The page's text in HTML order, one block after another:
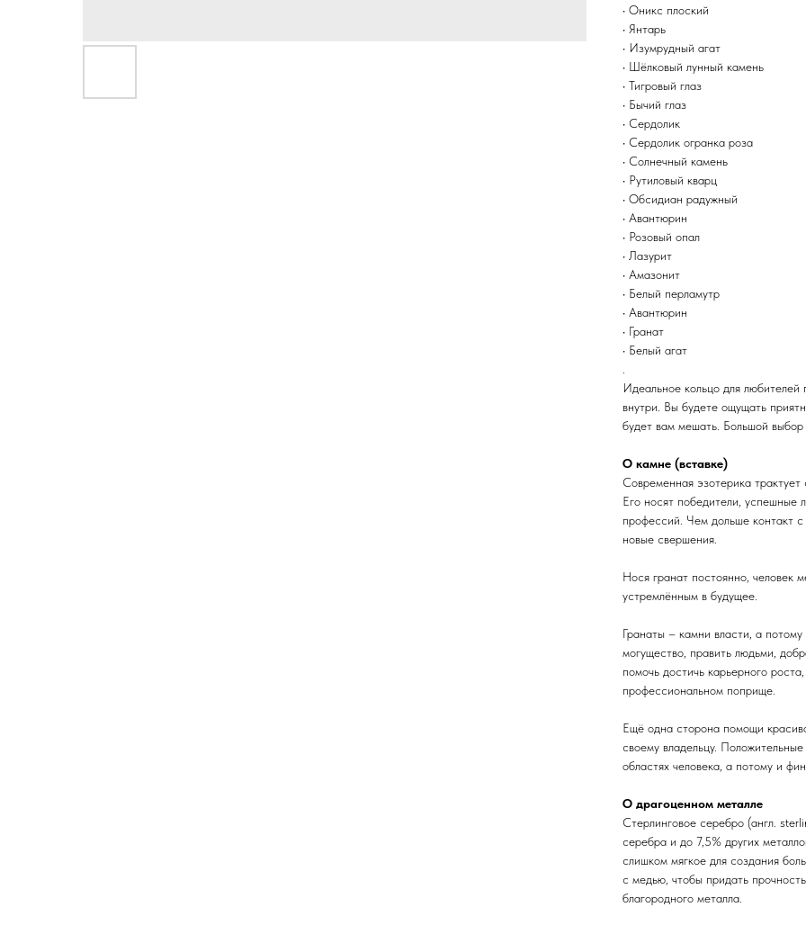
• Оникс плоский
• Янтарь
• Изумрудный агат
• Шёлковый лунный камень
• Тигровый глаз
• Бычий глаз
• Сердолик
• Сердолик огранка роза
• Солнечный камень
• Рутиловый кварц
• Обсидиан радужный
• Авантюрин
• Розовый опал
• Лазурит
• Амазонит
• Белый перламутр
• Авантюрин
• Гранат
• Белый агат
.
Идеальное кольцо для
внутри. Вы будете ощущать
будет вам мешать. Большой выбор
О камне (вставке)
Современная эзотерика трактует
Его носят победители, успешные
профессий. Чем дольше контакт
новые свершения.
Нося гранат постоянно, человек
устремлённым в будущее.
Гранаты – камни власти, а
могущество, править людьми,
помочь достичь карьерного
профессиональном поприще.
Ещё одна сторона помощи
своему владельцу.
областях человека, а потому и
О драгоценном металле
Стерлинговое серебро (англ.
серебра и до 7,5% других
слишком мягкое для создания
с медью, чтобы придать
благородного металла.